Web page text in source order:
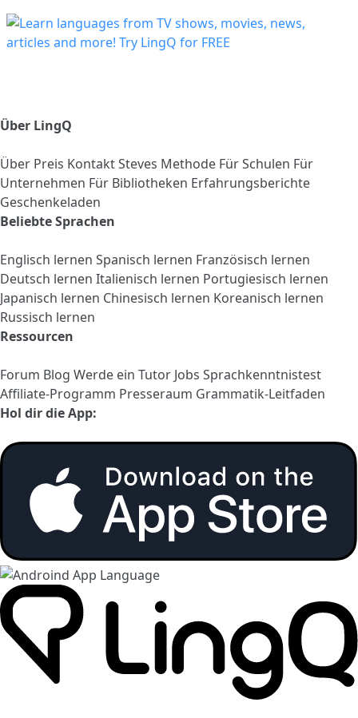
Über LingQ
Über Preis KontaktSteves Methode Für Schulen Für
Unternehmen Für Bibliotheken Erfahrungsberichte
Geschenkeladen
Beliebte Sprachen
Englisch lernen Spanisch lernen Französisch lernen
Deutsch lernen Italienisch lernen Portugiesisch lernen
Japanisch lernen Chinesisch lernen Koreanisch lernen
Russisch lernen
Ressourcen
Forum Blog Werde ein Tutor Jobs Sprachkenntnistest
Affiliate-Programm Presseraum Grammatik-Leitfaden
Hol dir die App: